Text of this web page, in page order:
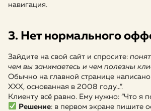
навигация.
3. Нет нормального
Зайдите на свой сайт и спросите:
чем вы занимаетесь и чем полезны
Обычно на главной странице
ХХХ, основанная в 2008 году…”.
Клиенту всё равно. Ему нужно: “Что я
Решение: в первом экране пишите